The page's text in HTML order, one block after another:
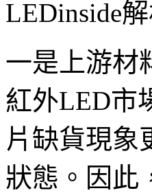
LEDinside
一是上游材
紅外LED市
片缺貨現象
狀態。因此